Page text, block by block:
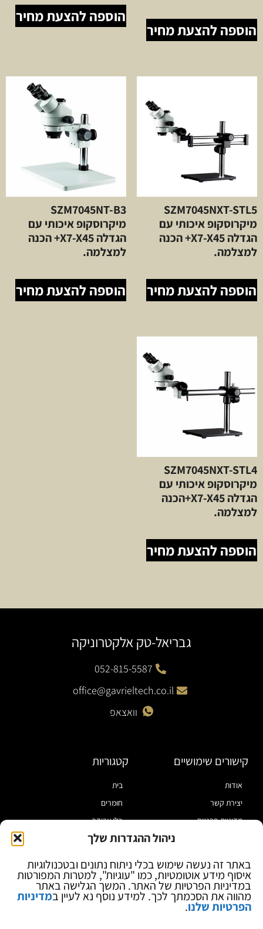
ניהול ההגדרות שלך
באתר זה נעשה שימוש בכלי ניתוח נתונים ובטכנולוגיות
איסוף מידע אוטומטיות, כמו "עוגיות", למטרות המפורטות
במדיניות הפרטיות של האתר. המשך הגלישה באתר
מהווה את הסכמתך לכך. למידע נוסף נא לעיין במדיניות
הפרטיות שלנו.
הוספה להצעת מחיר
הוספה להצעת מחיר
SZM7045NXT-STL5
מיקרוסקופ איכותי עם
הגדלה X7-X45+ הכנה
למצלמה.
הוספה להצעת מחיר
SZM7045NT-B3
מיקרוסקופ איכותי עם
הגדלה X7-X45+ הכנה
למצלמה.
הוספה להצעת מחיר
SZM7045NXT-STL4
מיקרוסקופ איכותי עם
הגדלה X7-X45+הכנה
למצלמה.
הוספה להצעת מחיר
גבריאל-טק אלקטרוניקה
052-815-5587
office@gavrieltech.co.il
וואצאפ
קישורים שימושיים
אודות
יצירת קשר
מדיניות פרטיות
בלוג
קטגוריות
בית
חומרים
כלי עבודה
מוצרי הלחמה
ספקי כח ומודדים
ציוד אופטי להגדלה